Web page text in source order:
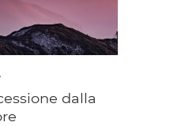
dalla